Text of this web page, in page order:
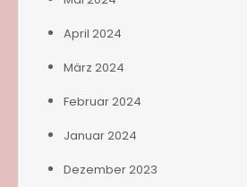
April 2024
März 2024
Februar 2024
Januar 2024
Dezember 2023